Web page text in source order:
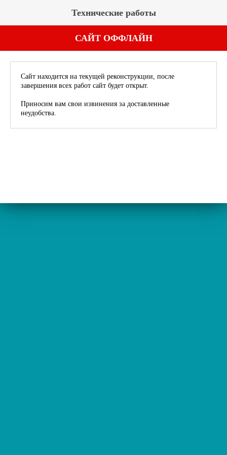
Технические работы
САЙТ ОФФЛАЙН
Сайт находится на текущей реконструкции, после
завершения всех работ сайт будет открыт.
Приносим вам свои извинения за доставленные
неудобства.